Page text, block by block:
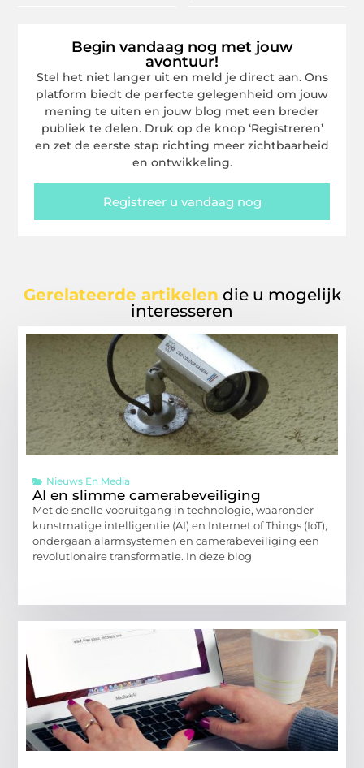
Begin vandaag nog met jouw
avontuur!
Stel het niet langer uit en meld je direct aan. Ons
platform biedt de perfecte gelegenheid om jouw
mening te uiten en jouw blog met een breder
publiek te delen. Druk op de knop ‘Registreren’
en zet de eerste stap richting meer zichtbaarheid
en ontwikkeling.
Registreer u vandaag nog
Gerelateerde artikelen die u mogelijk
interesseren
Nieuws En Media
AI en slimme camerabeveiliging
Met de snelle vooruitgang in technologie, waaronder
kunstmatige intelligentie (AI) en Internet of Things (IoT),
ondergaan alarmsystemen en camerabeveiliging een
revolutionaire transformatie. In deze blog